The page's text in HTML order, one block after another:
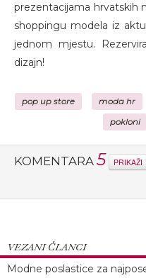
prezentacijama hrvatskih
shoppingu modela iz
jednom mjestu.
dizajn!
pop up store moda hr
pokloni
KOMENTARA 5 PRIKAŽI
VEZANI ČLANCI
Modne poslastice za